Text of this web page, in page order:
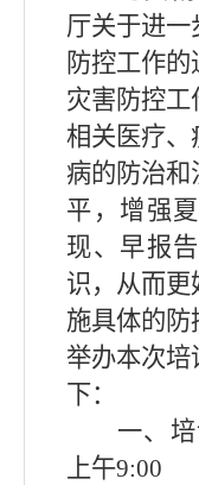
厅关于进
防控工作
灾害防控工
相关医疗、
病的防治
平，增强
现、早报
识，从而更
施具体的
举办本次培
下：
一、培
上午9:00